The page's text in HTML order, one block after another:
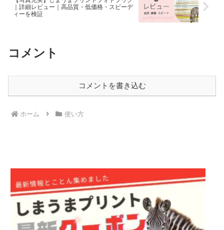
｜詳細レビュー｜高品質・低価格・スピーデ
ィーを検証
コメント
コメントを書き込む
ホーム 使い方